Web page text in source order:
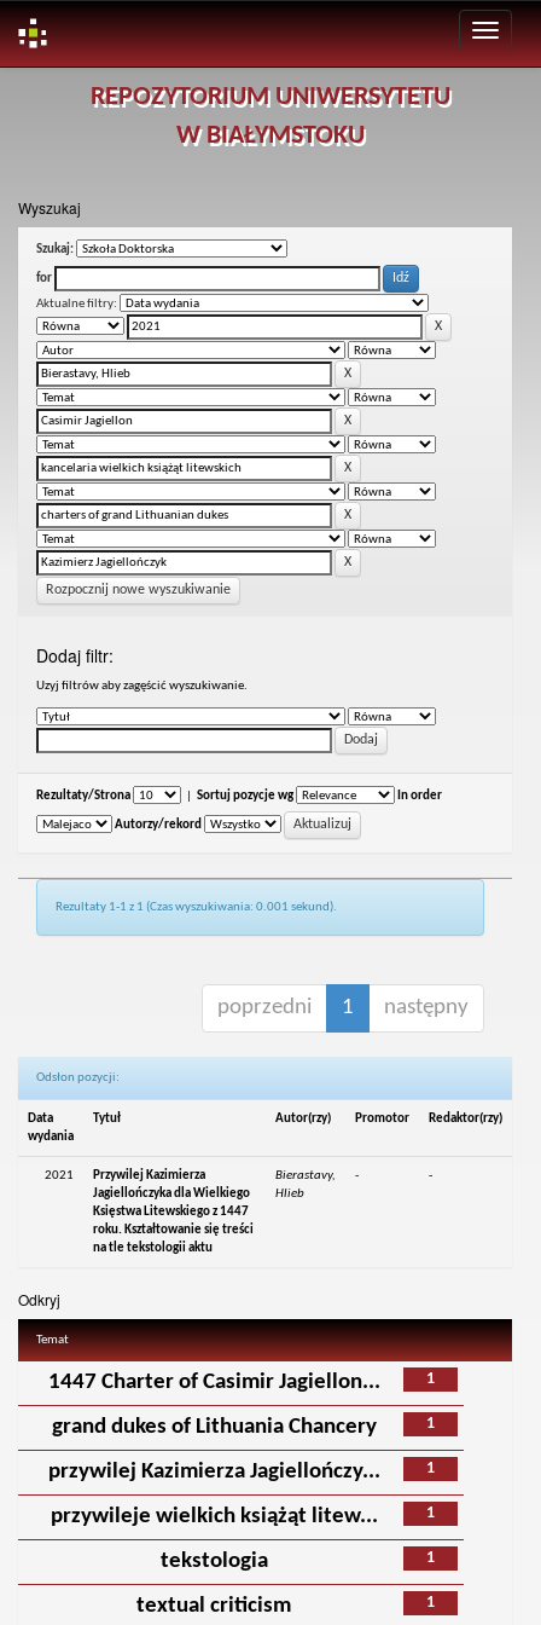
REPOZYTORIUM UNIWERSYTETU
W BIAŁYMSTOKU
Wyszukaj
Szukaj:
for
Aktualne filtry:
Rozpocznij nowe wyszukiwanie
Dodaj filtr:
Uzyj filtrów aby zagęścić wyszukiwanie.
Rezultaty/Strona Sortuj pozycje wg In order
Autorzy/rekord
Rezultaty 1-1 z 1 (Czas wyszukiwania: 0.001 sekund).
poprzedni 1 następny
Odsłon pozycji:
Data
wydania
Tytuł Autor(rzy) Promotor Redaktor(rzy)
2021
Przywilej Kazimierza
Jagiellończyka dla Wielkiego
Księstwa Litewskiego z 1447
roku. Kształtowanie się treści
na tle tekstologii aktu
Bierastavy,
Hlieb
- -
Odkryj
Temat
1
1447 Charter of Casimir Jagiellon...
1
grand dukes of Lithuania Chancery
1
przywilej Kazimierza Jagiellończy...
1
przywileje wielkich książąt litew...
1
tekstologia
1
textual criticism